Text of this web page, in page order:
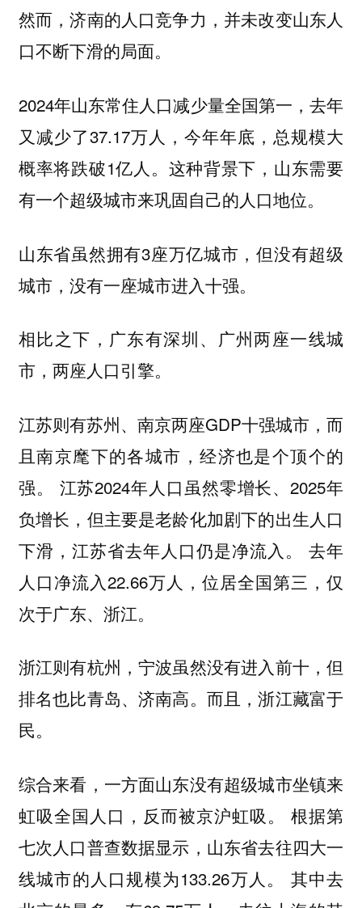
然而，济南的人口竞争力，并未改变山东人
口不断下滑的局面。
2024年山东常住人口减少量全国第一，去年
又减少了37.17万人，今年年底，总规模大
概率将跌破1亿人。这种背景下，山东需要
有一个超级城市来巩固自己的人口地位。
山东省虽然拥有3座万亿城市，但没有超级
城市，没有一座城市进入十强。
相比之下，广东有深圳、广州两座一线城
市，两座人口引擎。
江苏则有苏州、南京两座GDP十强城市，而
且南京麾下的各城市，经济也是个顶个的
强。 江苏2024年人口虽然零增长、2025年
负增长，但主要是老龄化加剧下的出生人口
下滑，江苏省去年人口仍是净流入。 去年
人口净流入22.66万人，位居全国第三，仅
次于广东、浙江。
浙江则有杭州，宁波虽然没有进入前十，但
排名也比青岛、济南高。而且，浙江藏富于
民。
综合来看，一方面山东没有超级城市坐镇来
虹吸全国人口，反而被京沪虹吸。 根据第
七次人口普查数据显示，山东省去往四大一
线城市的人口规模为133.26万人。 其中去